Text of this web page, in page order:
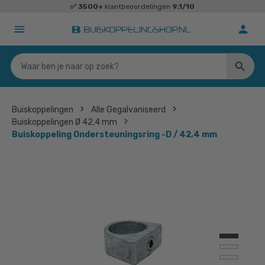
✅ 3500+ klantbeoordelingen 9.1/10
Buiskoppelingen
Alle Gegalvaniseerd
Buiskoppelingen Ø 42,4 mm
Buiskoppeling Ondersteuningsring -D / 42,4 mm